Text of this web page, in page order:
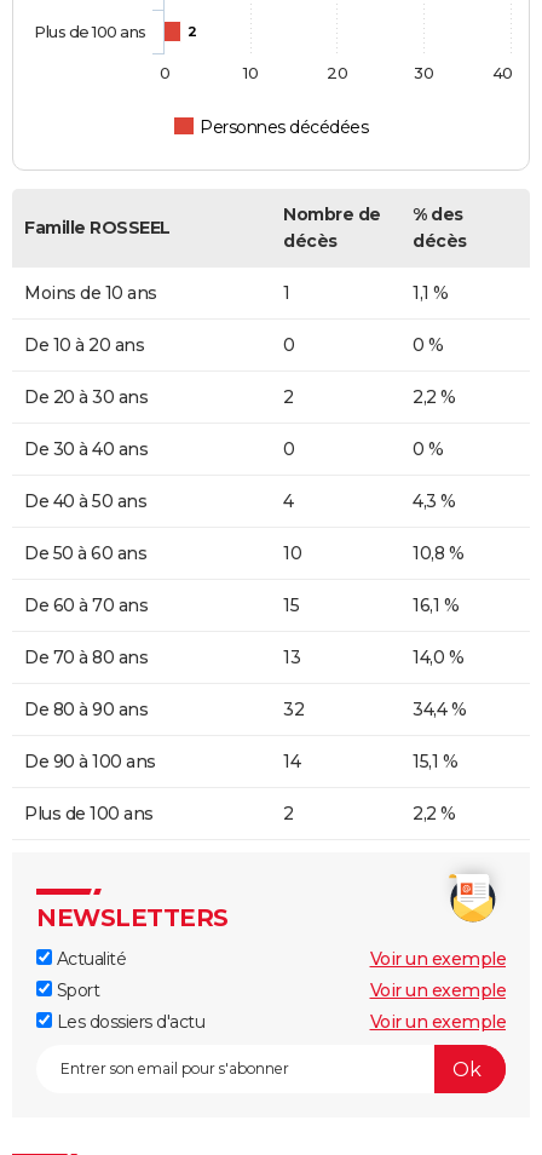
2
Personnes décédées
Plus de 100 ans
0 10 20 30 40
Famille ROSSEEL
Nombre de
décès
% des
décès
Moins de 10 ans 1 1,1 %
De 10 à 20 ans 0 0 %
De 20 à 30 ans 2 2,2 %
De 30 à 40 ans 0 0 %
De 40 à 50 ans 4 4,3 %
De 50 à 60 ans 10 10,8 %
De 60 à 70 ans 15 16,1 %
De 70 à 80 ans 13 14,0 %
De 80 à 90 ans 32 34,4 %
De 90 à 100 ans 14 15,1 %
Plus de 100 ans 2 2,2 %
NEWSLETTERS
Actualité
Voir un exemple
Sport
Voir un exemple
Les dossiers d'actu
Voir un exemple